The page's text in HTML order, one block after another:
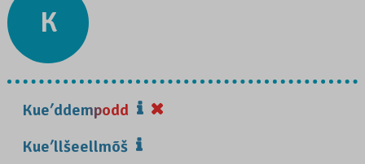
K
Kueʹddempodd
Kueʹllšeellmõš